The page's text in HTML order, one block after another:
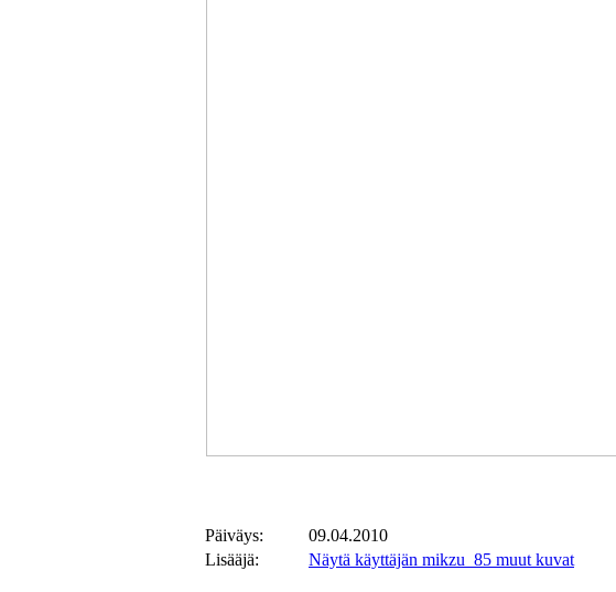
Päiväys: 09.04.2010
Lisääjä: Näytä käyttäjän mikzu_85 muut kuvat